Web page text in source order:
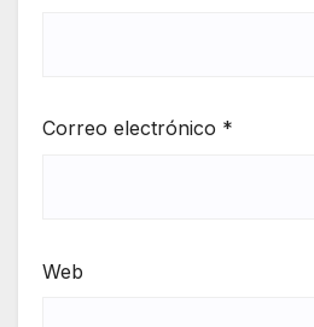
Correo electrónico *
Web